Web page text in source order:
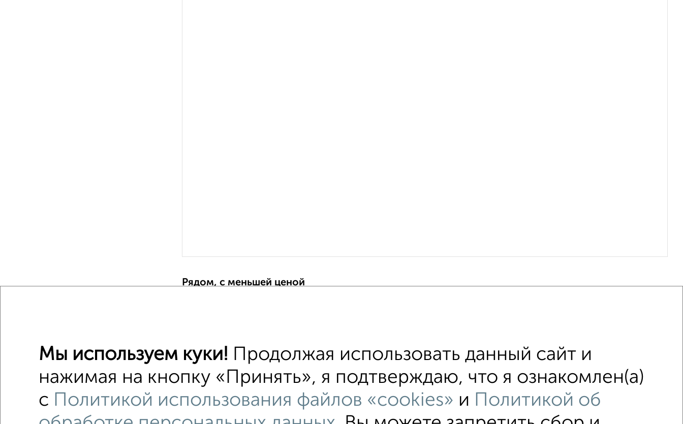
Рядом, с меньшей ценой
Поиск по схожим параметрам:
с центральным отоплением в строящихся домах
Мы используем куки! Продолжая использовать данный сайт и
нажимая на кнопку «Принять», я подтверждаю, что я ознакомлен(а)
с Политикой использования файлов «cookies» и Политикой об